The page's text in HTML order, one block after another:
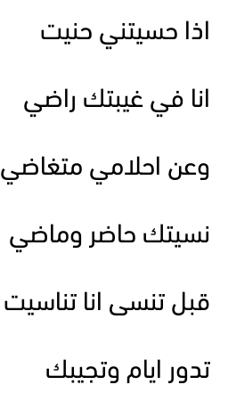
اذا حسيتني حنيت
انا في غيبتك راضي
وعن احلامي متغاضي
نسيتك حاضر وماضي
قبل تنسى انا تناسيت
تدور ايام وتجيبك